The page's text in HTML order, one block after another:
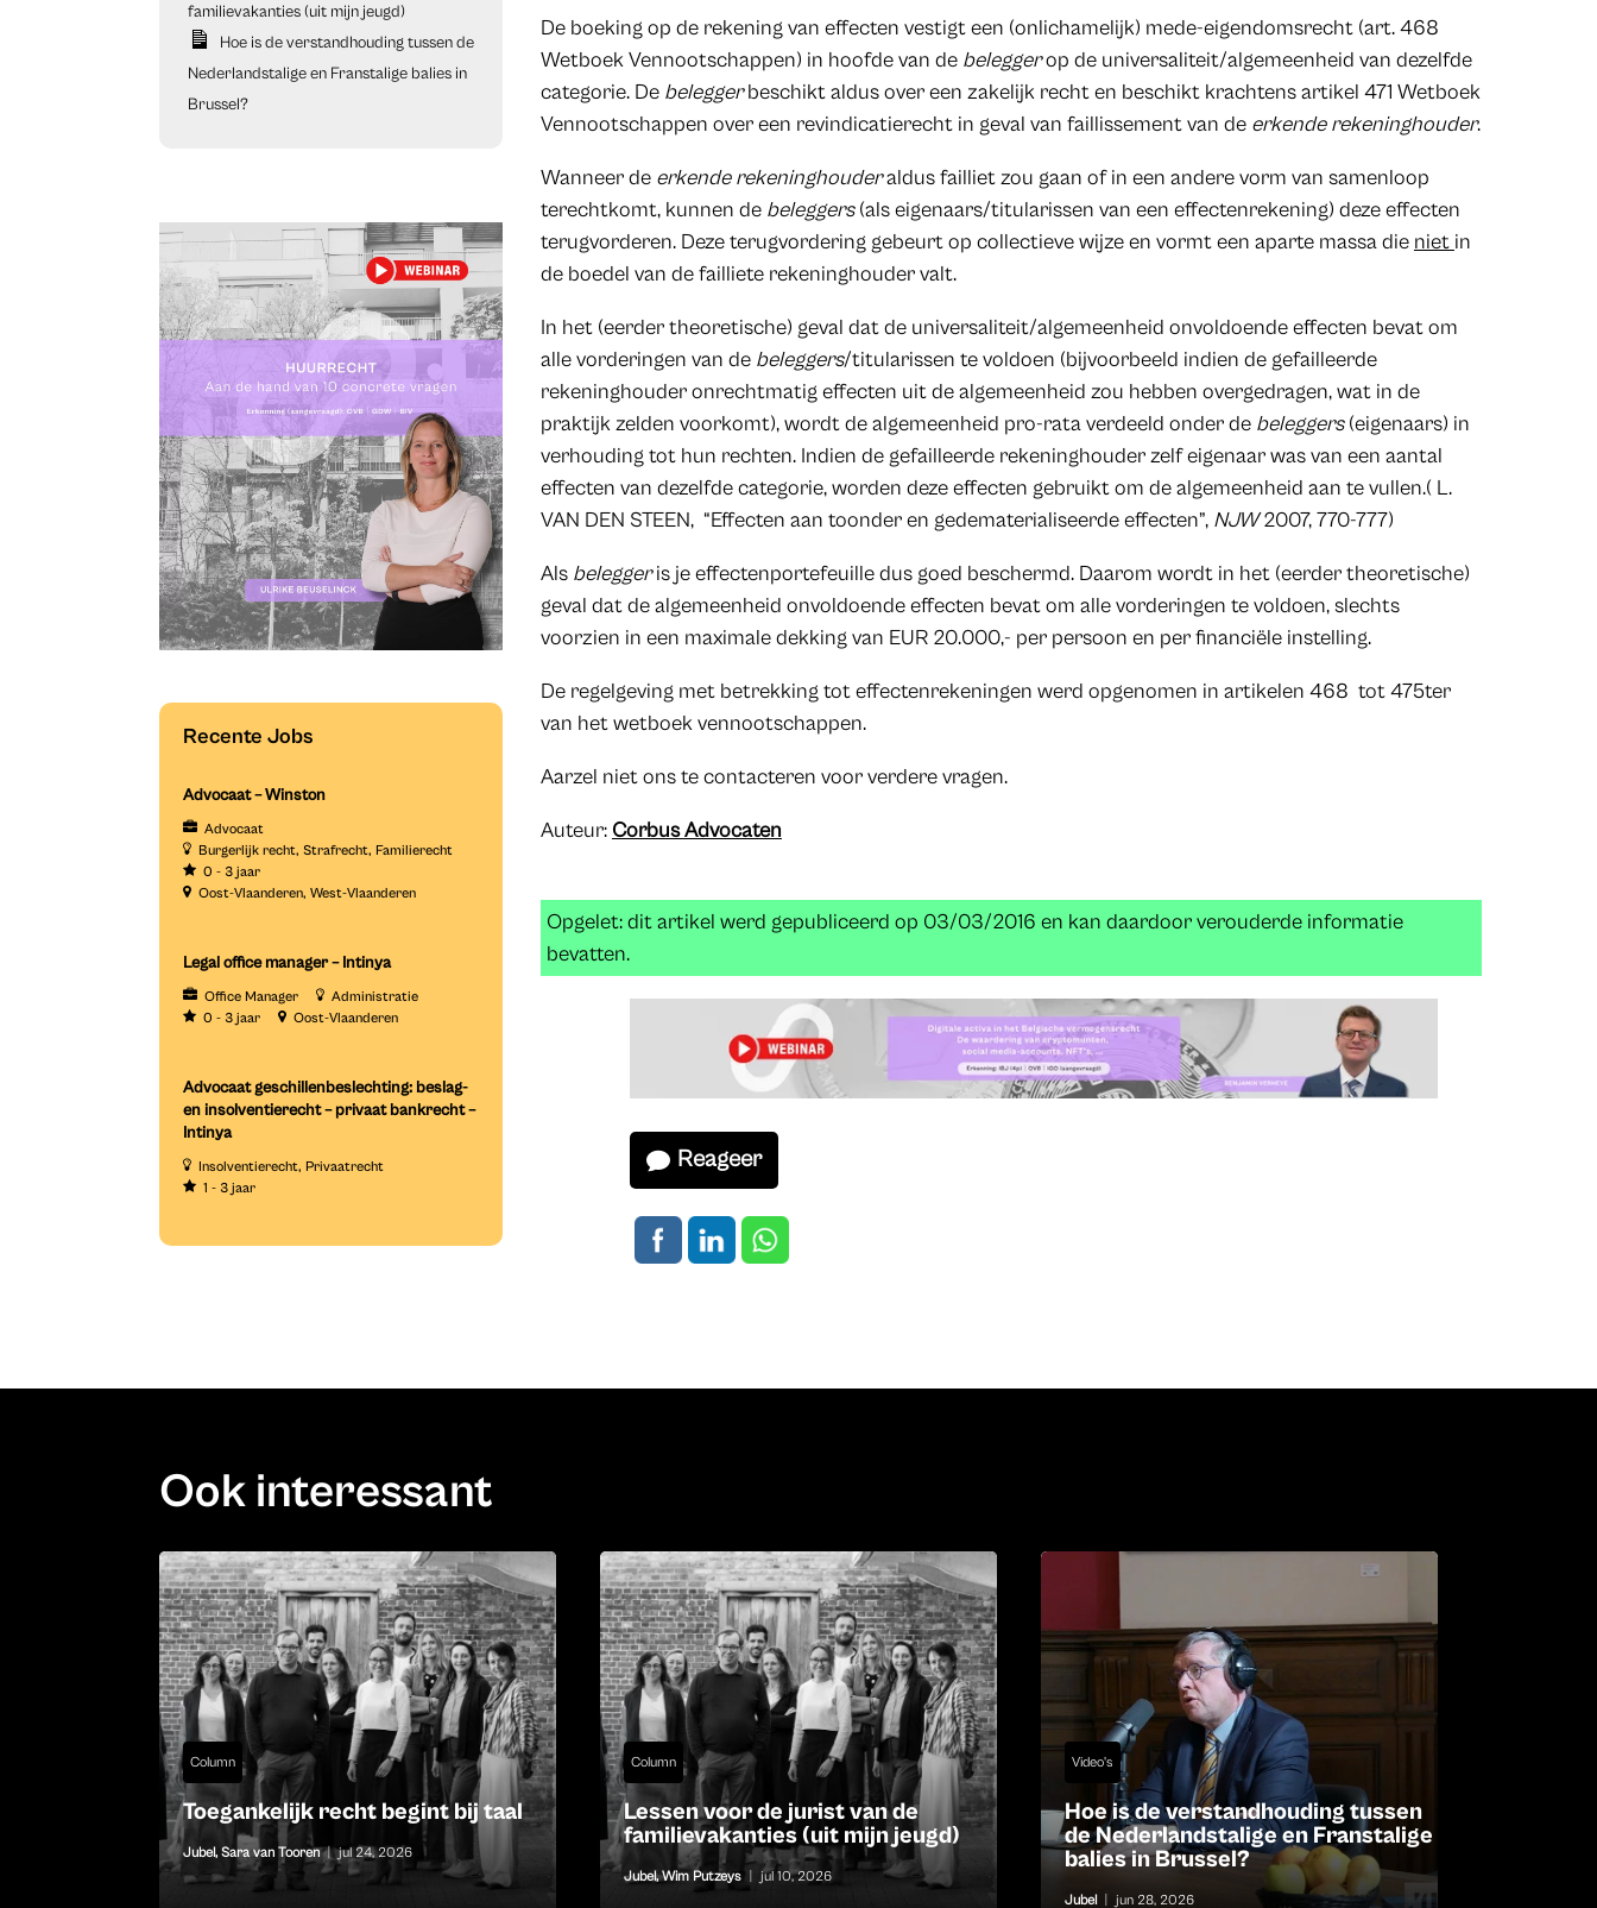
familievakanties (uit mijn jeugd)
Hoe is de verstandhouding tussen de
Nederlandstalige en Franstalige balies in
Brussel?
Recente Jobs
Advocaat – Winston
Advocaat
Burgerlijk recht Strafrecht Familierecht
0 - 3 jaar
Oost-Vlaanderen West-Vlaanderen
Legal office manager – Intinya
Office Manager
Administratie
0 - 3 jaar
Oost-Vlaanderen
Advocaat geschillenbeslechting: beslag-
en insolventierecht – privaat bankrecht –
Intinya
Insolventierecht Privaatrecht
1 - 3 jaar
De boeking op de rekening van effecten vestigt een (onlichamelijk) mede-eigendomsrecht (art. 468
Wetboek Vennootschappen) in hoofde van de beleggerop de universaliteit/algemeenheid van dezelfde
categorie. De beleggerbeschikt aldus over een zakelijk recht en beschikt krachtens artikel 471 Wetboek
Vennootschappen over een revindicatierecht in geval van faillissement van de erkende rekeninghouder.
Wanneer de erkende rekeninghouderaldus failliet zou gaan of in een andere vorm van samenloop
terechtkomt, kunnen de beleggers(als eigenaars/titularissen van een effectenrekening) deze effecten
terugvorderen. Deze terugvordering gebeurt op collectieve wijze en vormt een aparte massa die niet in
de boedel van de failliete rekeninghouder valt.
In het (eerder theoretische) geval dat de universaliteit/algemeenheid onvoldoende effecten bevat om
alle vorderingen van de beleggers/titularissen te voldoen (bijvoorbeeld indien de gefailleerde
rekeninghouder onrechtmatig effecten uit de algemeenheid zou hebben overgedragen, wat in de
praktijk zelden voorkomt), wordt de algemeenheid pro-rata verdeeld onder de beleggers(eigenaars) in
verhouding tot hun rechten. Indien de gefailleerde rekeninghouder zelf eigenaar was van een aantal
effecten van dezelfde categorie, worden deze effecten gebruikt om de algemeenheid aan te vullen.( L.
VAN DEN STEEN, “Effecten aan toonder en gedematerialiseerde effecten”, NJW2007, 770-777)
Als beleggeris je effectenportefeuille dus goed beschermd. Daarom wordt in het (eerder theoretische)
geval dat de algemeenheid onvoldoende effecten bevat om alle vorderingen te voldoen, slechts
voorzien in een maximale dekking van EUR 20.000,- per persoon en per financiële instelling.
De regelgeving met betrekking tot effectenrekeningen werd opgenomen in artikelen 468 tot 475ter
van het wetboek vennootschappen.
Aarzel niet ons te contacteren voor verdere vragen.
Auteur: Corbus Advocaten
Opgelet: dit artikel werd gepubliceerd op 03/03/2016 en kan daardoor verouderde informatie
bevatten.
Reageer
Ook interessant
Column
Toegankelijk recht begint bij taal
Jubel,Sara van Tooren | jul 24, 2026
Column
Lessen voor de jurist van de
familievakanties (uit mijn jeugd)
Jubel,Wim Putzeys jul 10, 2026
Video's
Hoe is de verstandhouding tussen
de Nederlandstalige en Franstalige
balies in Brussel?
Jubel jun 28, 2026